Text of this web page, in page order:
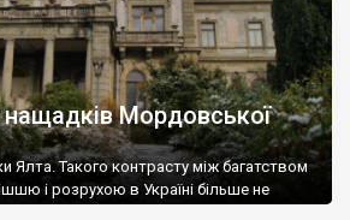
Мордовської
Ялта. Такого контрасту між багатством
і розрухою в Україні більше не